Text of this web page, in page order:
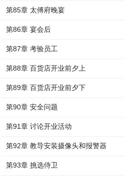
第85章 太傅府晚宴
第86章 宴会后
第87章 考验员工
第88章 百货店开业前夕上
第89章 百货店开业前夕下
第90章 安全问题
第91章 讨论开业活动
第92章 教导安装摄像头和报警器
第93章 挑选侍卫